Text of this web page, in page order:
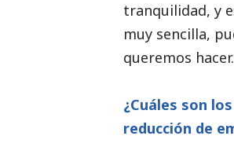
tranquilidad, y
muy sencilla,
queremos hacer.
¿Cuáles son
reducción de